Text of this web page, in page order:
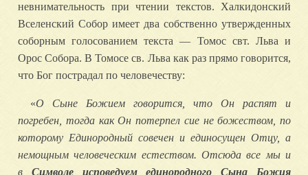
невнимательность при чтении текстов. Халкидонский
Вселенский Собор имеет два собственно утвержденных
соборным голосованием текста — Томос свт. Льва и
Орос Собора. В Томосе св. Льва как раз прямо говорится,
что Бог пострадал по человечеству:
«О Сыне Божием говорится, что Он распят и
погребен, тогда как Он потерпел сие не божеством, по
которому Единородный совечен и единосущен Отцу, а
немощным человеческим естеством. Отсюда все мы и
в Символе исповедуем единородного Сына Божия